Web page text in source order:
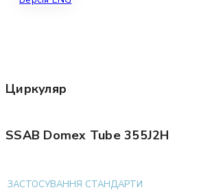
Циркуляр
SSAB Domex Tube 355J2H
ЗАСТОСУВАННЯ СТАНДАРТИ